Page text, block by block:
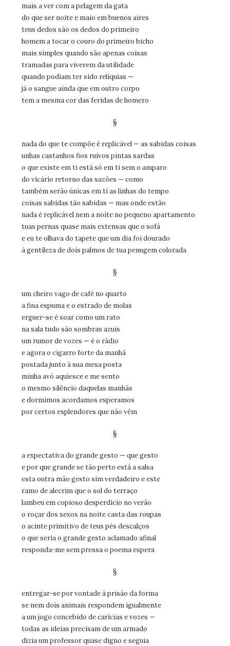
mais a ver com a pelagem da gata
do que ser noite e maio em buenos aires
teus dedos são os dedos do primeiro
homem a tocar o couro do primeiro bicho
mais simples quando são apenas coisas
tramadas para viverem da utilidade
quando podiam ter sido relíquias —
já o sangue ainda que em outro corpo
tem a mesma cor das feridas de homero
§
nada do que te compõe é replicável — as sabidas coisas
unhas castanhos fios ruivos pintas sardas
o que existe em ti está só em ti sem o amparo
do vicário retorno das sazões — como
também serão únicas em ti as linhas do tempo
coisas sabidas tão sabidas — mas onde estão
nada é replicável nem a noite no pequeno apartamento
tuas pernas quase mais extensas que o sofá
e eu te olhava do tapete que um dia foi dourado
à gentileza de dois palmos de tua penugem colorada
§
um cheiro vago de café no quarto
a fina espuma e o estrado de molas
erguer-se é soar como um rato
na sala tudo são sombras azuis
um rumor de vozes — é o rádio
e agora o cigarro forte da manhã
postada junto à sua mesa posta
minha avó aquiesce e me sento
o mesmo silêncio daquelas manhãs
e dormimos acordamos esperamos
por certos esplendores que não vêm
§
a expectativa do grande gesto — que gesto
e por que grande se tão perto está a salsa
esta outra mão gesto sim verdadeiro e este
ramo de alecrim que o sol do terraço
lambeu em copioso desperdício no verão
o roçar dos sexos na noite casta das roupas
o acinte primitivo de teus pés descalços
o que seria o grande gesto aclamado afinal
responda-me sem pressa o poema espera
§
entregar-se por vontade à prisão da forma
se nem dois animais respondem igualmente
a um jogo concebido de carícias e vozes —
todas as ideias precisam de um armado
dizia um professor quase digno e seguia